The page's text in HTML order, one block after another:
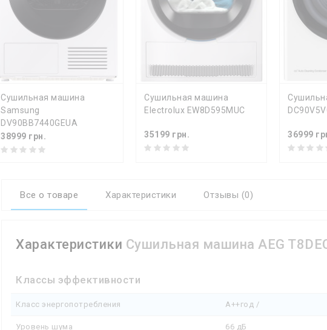
КУПИТЬ
Сушильная машина
Samsung
DV90BB7440GEUA
38999 грн.
КУПИТЬ
Сушильная машина
Electrolux EW8D595MUC
35199 грн. 36999
Все о товаре Характеристики Отзывы (0)
Характеристики Сушильная машина AEG
Классы эффективности
Класс энергопотребления A++год /
Уровень шума 66 дБ